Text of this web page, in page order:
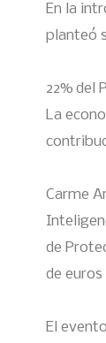
En la
planteó
22% del
La
Carme
de
de
El